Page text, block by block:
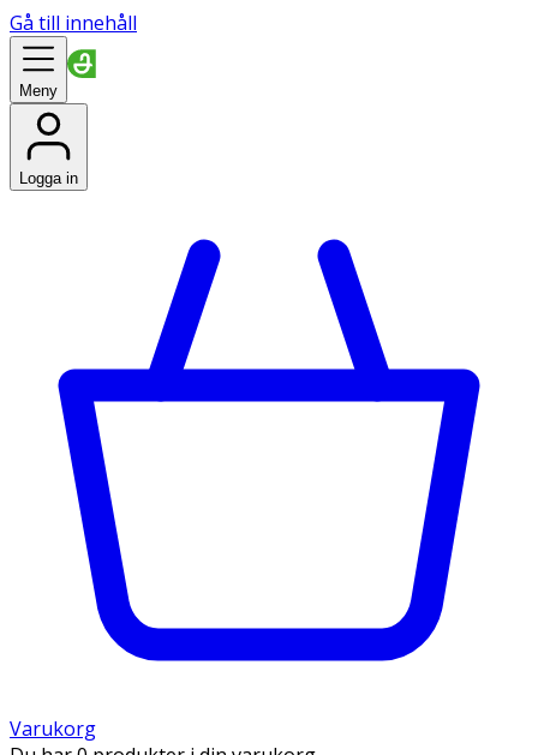
Gå till innehåll
Meny
Logga in
Varukorg